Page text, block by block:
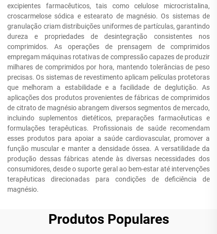
excipientes farmacêuticos, tais como celulose microcristalina,
croscarmelose sódica e estearato de magnésio. Os sistemas de
granulação criam distribuições uniformes de partículas, garantindo
dureza e propriedades de desintegração consistentes nos
comprimidos. As operações de prensagem de comprimidos
empregam máquinas rotativas de compressão capazes de produzir
milhares de comprimidos por hora, mantendo tolerâncias de peso
precisas. Os sistemas de revestimento aplicam películas protetoras
que melhoram a estabilidade e a facilidade de deglutição. As
aplicações dos produtos provenientes de fábricas de comprimidos
de citrato de magnésio abrangem diversos segmentos de mercado,
incluindo suplementos dietéticos, preparações farmacêuticas e
formulações terapêuticas. Profissionais de saúde recomendam
esses produtos para apoiar a saúde cardiovascular, promover a
função muscular e manter a densidade óssea. A versatilidade da
produção dessas fábricas atende às diversas necessidades dos
consumidores, desde o suporte geral ao bem-estar até intervenções
terapêuticas direcionadas para condições de deficiência de
magnésio.
Produtos Populares